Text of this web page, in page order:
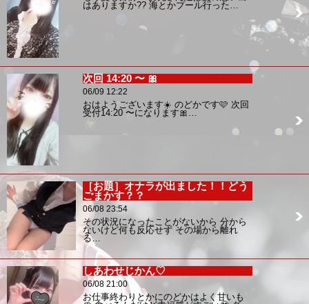
はありますか?? 海とかプール行った…
次回 14:20 〜 🎀
06/09 12:22
おはようございます☀️ のどかです🩷 次回
受付14:20 〜になります🎀…
［お題］オナラが出ました！！どう
ごまかす？？
06/08 23:54
その状況になったことがないから 分から
ないけど何も反応せず その場から離れ
る…
しあわせじかん♡
06/08 21:00
お仕事終わりとかにのどかはよく甘いも